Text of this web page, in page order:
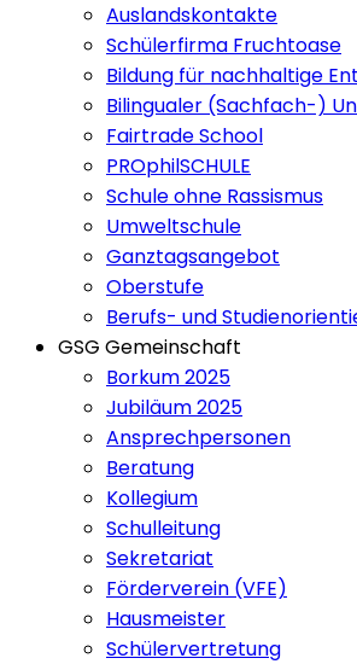
Auslandskontakte
Schülerfirma Fruchtoase
Bildung für nachhaltige
Bilingualer (Sachfach-)
Fairtrade School
PROphilSCHULE
Schule ohne Rassismus
Umweltschule
Ganztagsangebot
Oberstufe
Berufs- und
GSG Gemeinschaft
Borkum 2025
Jubiläum 2025
Ansprechpersonen
Beratung
Kollegium
Schulleitung
Sekretariat
Förderverein (VFE)
Hausmeister
Schülervertretung